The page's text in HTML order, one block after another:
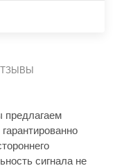
предлагаем
сигнала не